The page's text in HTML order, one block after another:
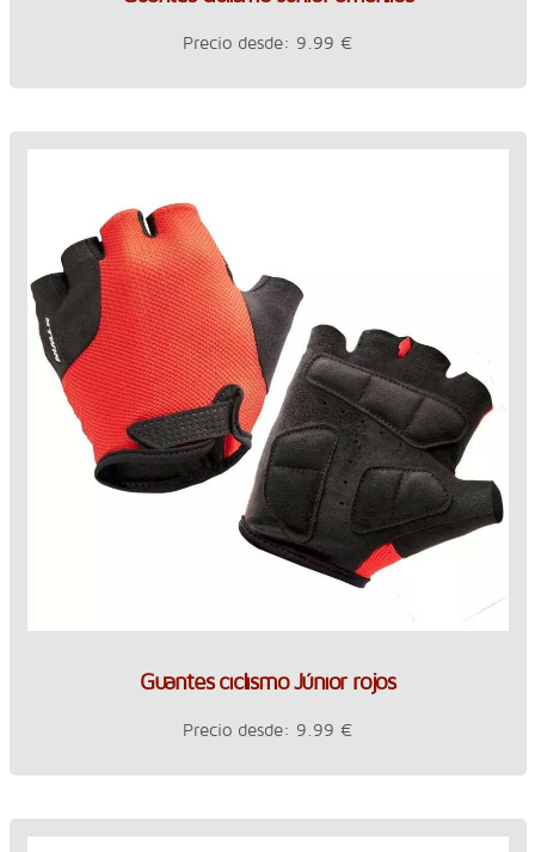
Precio desde: 9.99 €
Guantes ciclismo Júnior rojos
Precio desde: 9.99 €